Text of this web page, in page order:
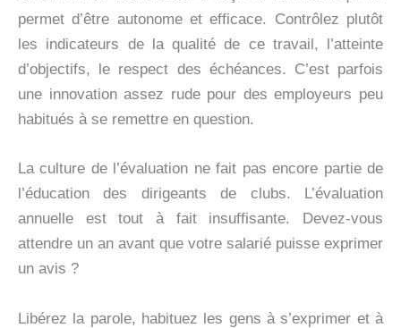
permet d’être autonome et efficace. Contrôlez plutôt
les indicateurs de la qualité de ce travail, l’atteinte
d’objectifs, le respect des échéances. C’est parfois
une innovation assez rude pour des employeurs peu
habitués à se remettre en question.
La culture de l’évaluation ne fait pas encore partie de
l’éducation des dirigeants de clubs. L’évaluation
annuelle est tout à fait insuffisante. Devez-vous
attendre un an avant que votre salarié puisse exprimer
un avis ?
Libérez la parole, habituez les gens à s’exprimer et à